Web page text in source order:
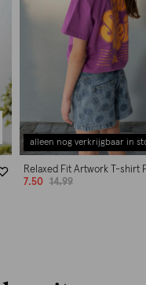
alleen nog verkrijgbaar in
Relaxed Fit Artwork T-shirt
7.50
14.99